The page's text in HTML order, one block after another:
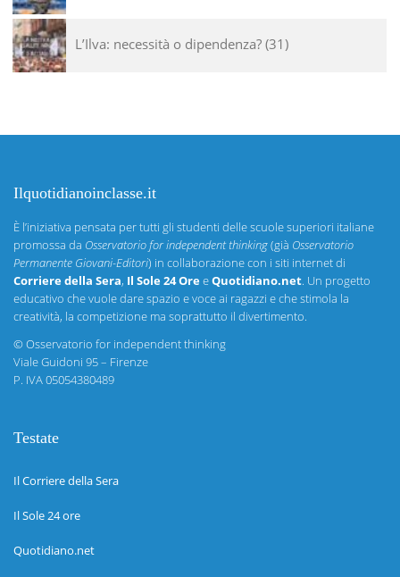
L’Ilva: necessità o dipendenza? 31
Ilquotidianoinclasse.it
È l’iniziativa pensata per tutti gli studenti delle scuole superiori italiane
promossa da Osservatorio for independent thinking(già Osservatorio
Permanente Giovani-Editori) in collaborazione con i siti internet di
Corriere della Sera, Il Sole 24 OreeQuotidiano.net. Un progetto
educativo che vuole dare spazio e voce ai ragazzi e che stimola la
creatività, la competizione ma soprattutto il divertimento.
©Osservatorio for independent thinking
Viale Guidoni 95 – Firenze
P. IVA 05054380489
Testate
Il Corriere della Sera
Il Sole 24 ore
Quotidiano.net